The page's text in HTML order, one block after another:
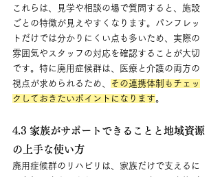
これらは、見学や相談の場で質問すると、施設
ごとの特徴が見えやすくなります。パンフレッ
トだけでは分かりにくい点も多いため、実際の
雰囲気やスタッフの対応を確認することが大切
です。特に廃用症候群は、医療と介護の両方の
視点が求められるため、
その連携体制もチェッ
クしておきたいポイントになります。
4.3 家族がサポートできることと地域資源
の上手な使い方
廃用症候群のリハビリは、家族だけで支えるに